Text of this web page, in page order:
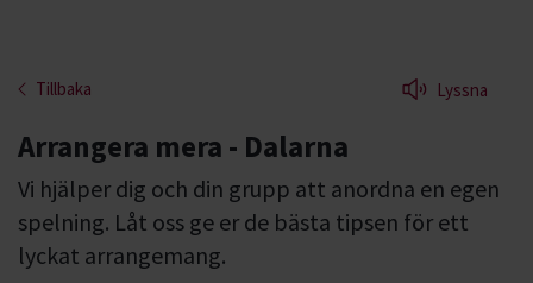
Tillbaka Lyssna
Arrangera mera - Dalarna
Vi hjälper dig och din grupp att anordna en egen
spelning. Låt oss ge er de bästa tipsen för ett
lyckat arrangemang.